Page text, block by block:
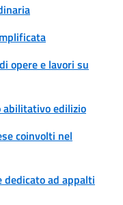
opere e lavori su
abilitativo edilizio
coinvolti nel
dedicato ad appalti